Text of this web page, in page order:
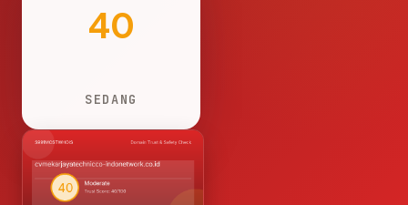
40
SEDANG